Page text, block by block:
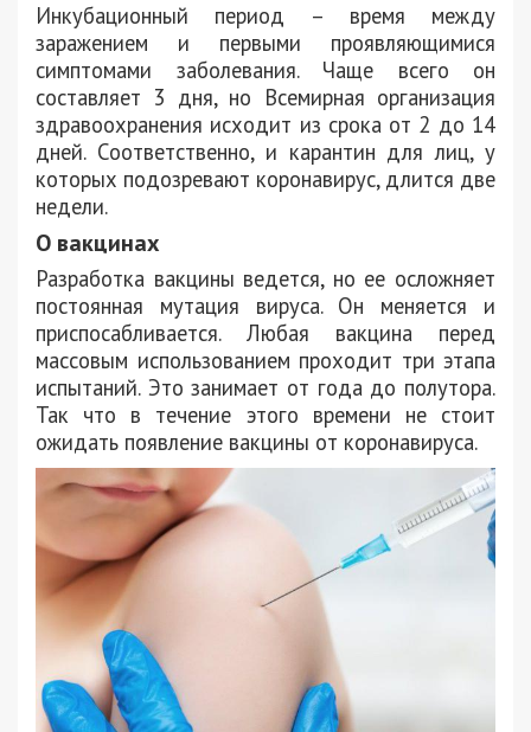
Инкубационный период – время между
заражением и первыми проявляющимися
симптомами заболевания. Чаще всего он
составляет 3 дня, но Всемирная организация
здравоохранения исходит из срока от 2 до 14
дней. Соответственно, и карантин для лиц, у
которых подозревают коронавирус, длится две
недели.
О вакцинах
Разработка вакцины ведется, но ее осложняет
постоянная мутация вируса. Он меняется и
приспосабливается. Любая вакцина перед
массовым использованием проходит три этапа
испытаний. Это занимает от года до полутора.
Так что в течение этого времени не стоит
ожидать появление вакцины от коронавируса.